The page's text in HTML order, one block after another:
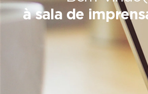
à sala de